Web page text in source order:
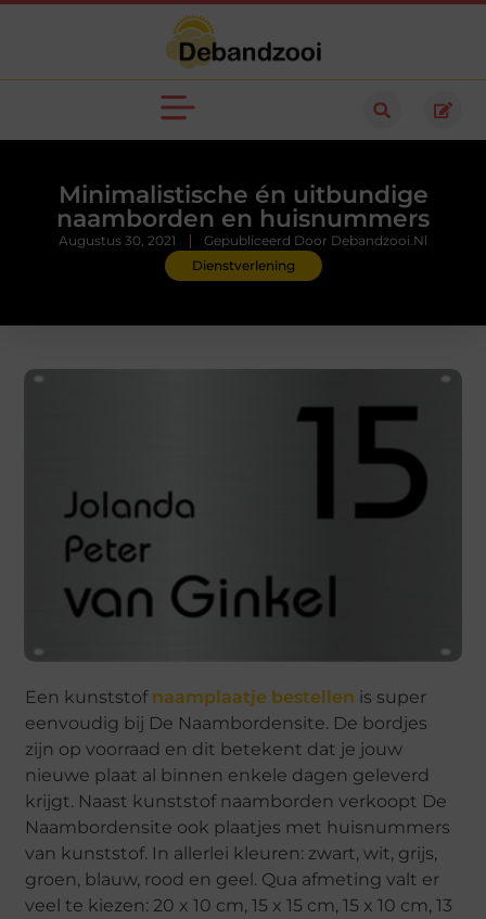
Minimalistische én uitbundige
naamborden en huisnummers
Dienstverlening
Augustus 30, 2021 Gepubliceerd Door Debandzooi.nl
Een kunststof naamplaatje bestellen is super
eenvoudig bij De Naambordensite. De bordjes
zijn op voorraad en dit betekent dat je jouw
nieuwe plaat al binnen enkele dagen geleverd
krijgt. Naast kunststof naamborden verkoopt De
Naambordensite ook plaatjes met huisnummers
van kunststof. In allerlei kleuren: zwart, wit, grijs,
groen, blauw, rood en geel. Qua afmeting valt er
veel te kiezen: 20 x 10 cm, 15 x 15 cm, 15 x 10 cm, 13